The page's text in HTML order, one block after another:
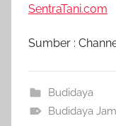
SentraTani.com
Sumber :
Budidaya
Budidaya